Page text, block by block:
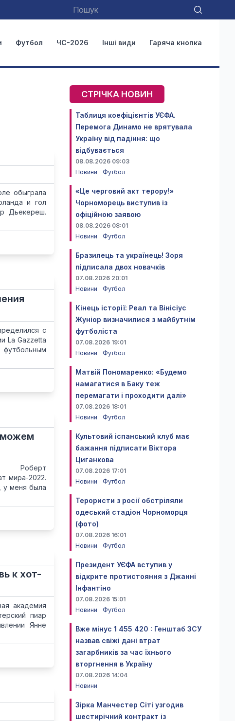
Футбол ЧС-2026 Інші види Гаряча кнопка
обыграла
и гол
Дьекереш.
с
La Gazzetta
футбольным
можем
Роберт
мира-2022.
у меня была
к хот-
академия
пиар
Янне
СТРІЧКА НОВИН
Таблиця коефіцієнтів УЄФА.
Перемога Динамо не врятувала
Україну від падіння: що
відбувається
08.08.2026 09:03
Новини
Футбол
«Це черговий акт терору!»
Чорноморець виступив із
офіційною заявою
08.08.2026 08:01
Новини
Футбол
Бразилець та українець! Зоря
підписала двох новачків
07.08.2026 20:01
Новини
Футбол
Кінець історії: Реал та Вінісіус
Жуніор визначилися з майбутнім
футболіста
07.08.2026 19:01
Новини
Футбол
Матвій Пономаренко: «Будемо
намагатися в Баку теж
перемагати і проходити далі»
07.08.2026 18:01
Новини
Футбол
Культовий іспанський клуб має
бажання підписати Віктора
Циганкова
07.08.2026 17:01
Новини
Футбол
Терористи з росії обстріляли
одеський стадіон Чорноморця
(фото)
07.08.2026 16:01
Новини
Футбол
Президент УЄФА вступив у
відкрите протистояння з Джанні
Інфантіно
07.08.2026 15:01
Новини
Футбол
Вже мінус 1 455 420 : Генштаб ЗСУ
назвав свіжі дані втрат
загарбників за час їхнього
вторгнення в Україну
07.08.2026 14:04
Новини
Зірка Манчестер Сіті узгодив
шестирічний контракт із